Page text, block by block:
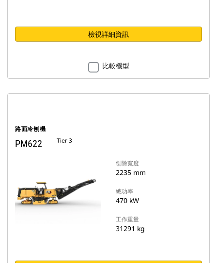
檢視詳細資訊
比較機型
路面冷刨機
PM622 Tier 3
刨除寬度
2235 mm
總功率
470 kW
工作重量
31291 kg